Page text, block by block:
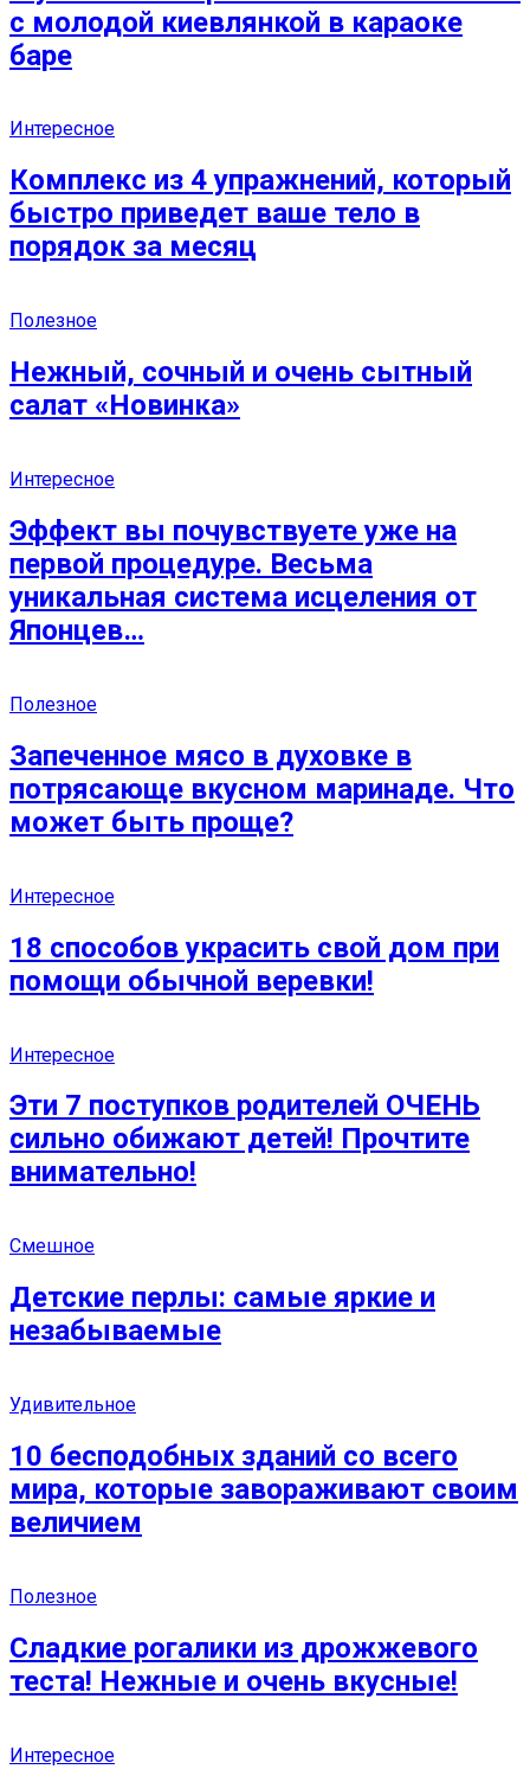
с молодой киевлянкой в караоке
баре
Интересное
Комплекс из 4 упражнений, который
быстро приведет ваше тело в
порядок за месяц
Полезное
Нежный, сочный и очень сытный
салат «Новинка»
Интересное
Эффект вы почувствуете уже на
первой процедуре. Весьма
уникальная система исцеления от
Японцев…
Полезное
Запеченное мясо в духовке в
потрясающе вкусном маринаде. Что
может быть проще?
Интересное
18 способов украсить свой дом при
помощи обычной веревки!
Интересное
Эти 7 поступков родителей ОЧЕНЬ
сильно обижают детей! Прочтите
внимательно!
Смешное
Детские перлы: самые яркие и
незабываемые
Удивительное
10 бесподобных зданий со всего
мира, которые завораживают своим
величием
Полезное
Сладкие рогалики из дрожжевого
теста! Нежные и очень вкусные!
Интересное